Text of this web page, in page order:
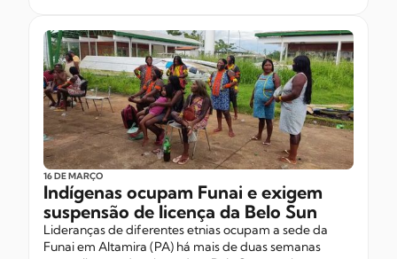
16 DE MARÇO
Indígenas ocupam Funai e exigem
suspensão de licença da Belo Sun
Lideranças de diferentes etnias ocupam a sede da
Funai em Altamira (PA) há mais de duas semanas